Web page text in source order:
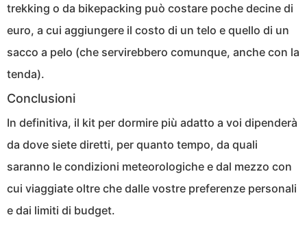
trekking o da bikepacking può costare poche decine di
euro, a cui aggiungere il costo di un telo e quello di un
sacco a pelo (che servirebbero comunque, anche con la
tenda).
Conclusioni
In definitiva, il kit per dormire più adatto a voi dipenderà
da dove siete diretti, per quanto tempo, da quali
saranno le condizioni meteorologiche e dal mezzo con
cui viaggiate oltre che dalle vostre preferenze personali
e dai limiti di budget.